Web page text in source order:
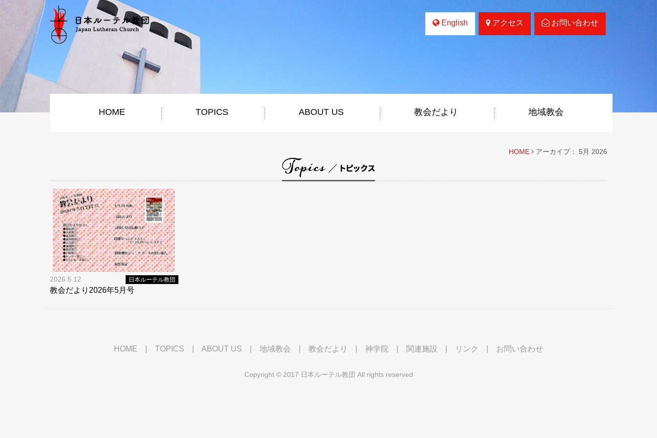
English アクセス お問い合わせ
HOME TOPICS ABOUT US 教会だより 地域教会
HOME アーカイブ： 5月 2026
日本ルーテル教団
2026.5.12
教会だより2026年5月号
HOME TOPICS ABOUT US 地域教会 教会だより 神学院 関連施設 リンク お問い合わせ
Copyright © 2017 日本ルーテル教団 All rights reserved